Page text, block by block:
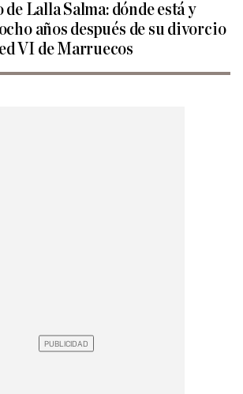
Lalla Salma: dónde está y
años después de su divorcio
VI de Marruecos